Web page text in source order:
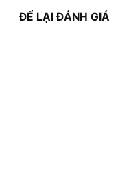
ĐỂ LẠI ĐÁNH GIÁ